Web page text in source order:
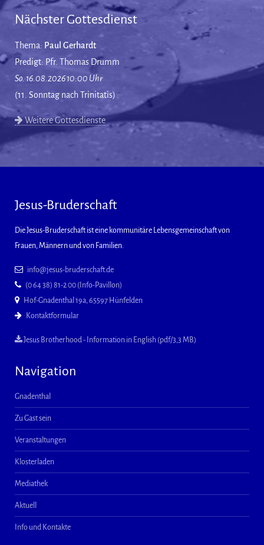
Nächster Gottesdienst
Thema: Paul Gerhardt
Predigt: Pfr. Thomas Drumm
So. 16.08.2026 10:00 Uhr
(11. Sonntag nach Trinitatis)
Weitere Gottesdienste
Jesus-Bruderschaft
Die Jesus-Bruderschaft ist eine kommunitäre Lebensgemeinschaft von
Frauen, Männern und von Familien.
info@jesus-bruderschaft.de
(0 64 38) 81-2 00 (Info-Pavillon)
Hof-Gnadenthal 19a, 65597 Hünfelden
Kontaktformular
Jesus Brotherhood - Information in English (pdf/3,3 MB)
Navigation
Gnadenthal
Zu Gast sein
Veranstaltungen
Klosterladen
Mediathek
Aktuell
Info und Kontakte